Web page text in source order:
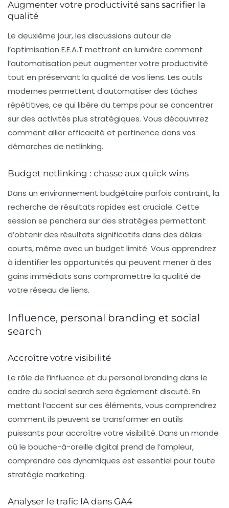
Augmenter votre productivité sans sacrifier la
qualité
Le deuxième jour, les discussions autour de
l’optimisation E.E.A.T mettront en lumière comment
l’automatisation peut augmenter votre productivité
tout en préservant la qualité de vos liens. Les outils
modernes permettent d’automatiser des tâches
répétitives, ce qui libère du temps pour se concentrer
sur des activités plus stratégiques. Vous découvrirez
comment allier efficacité et pertinence dans vos
démarches de netlinking.
Budget netlinking : chasse aux quick wins
Dans un environnement budgétaire parfois contraint, la
recherche de résultats rapides est cruciale. Cette
session se penchera sur des stratégies permettant
d’obtenir des résultats significatifs dans des délais
courts, même avec un budget limité. Vous apprendrez
à identifier les opportunités qui peuvent mener à des
gains immédiats sans compromettre la qualité de
votre réseau de liens.
Influence, personal branding et social
search
Accroître votre visibilité
Le rôle de l’influence et du personal branding dans le
cadre du social search sera également discuté. En
mettant l’accent sur ces éléments, vous comprendrez
comment ils peuvent se transformer en outils
puissants pour accroître votre visibilité. Dans un monde
où le bouche-à-oreille digital prend de l’ampleur,
comprendre ces dynamiques est essentiel pour toute
stratégie marketing.
Analyser le trafic IA dans GA4